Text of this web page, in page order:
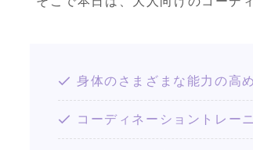
身体のさまざまな能力の高
コーディネーショントレー